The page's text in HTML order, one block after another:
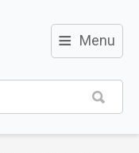
≡ Menu